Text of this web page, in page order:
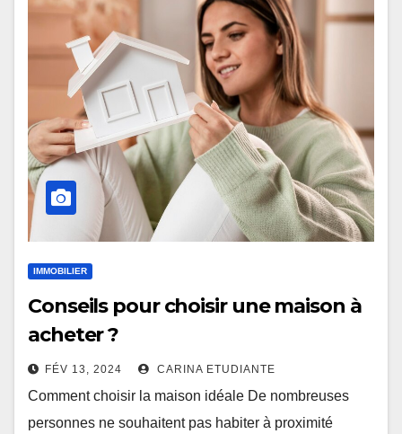
IMMOBILIER
Conseils pour choisir une maison à
acheter ?
FÉV 13, 2024 CARINA ETUDIANTE
Comment choisir la maison idéale De nombreuses
personnes ne souhaitent pas habiter à proximité